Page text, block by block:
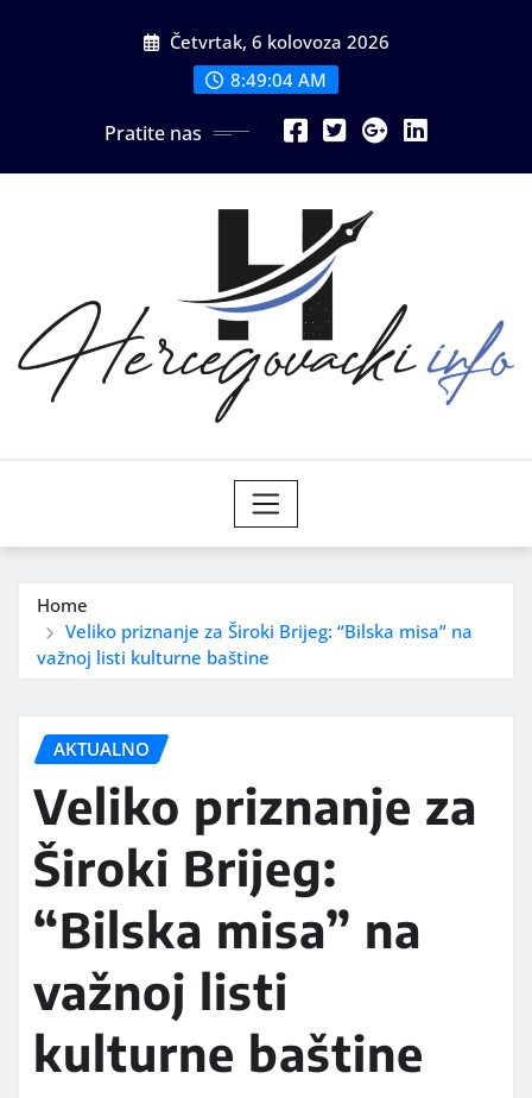
Četvrtak, 6 kolovoza 2026
8:49:05 AM
Pratite nas
Home
Veliko priznanje za Široki Brijeg: “Bilska misa” na
važnoj listi kulturne baštine
AKTUALNO
Veliko priznanje za
Široki Brijeg:
“Bilska misa” na
važnoj listi
kulturne baštine